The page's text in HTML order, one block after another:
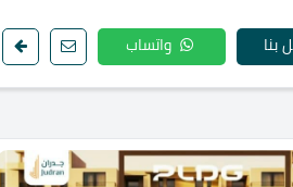
بنا واتساب